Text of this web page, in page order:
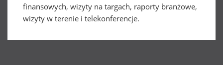
finansowych, wizyty na targach, raporty branżowe,
wizyty w terenie i telekonferencje.